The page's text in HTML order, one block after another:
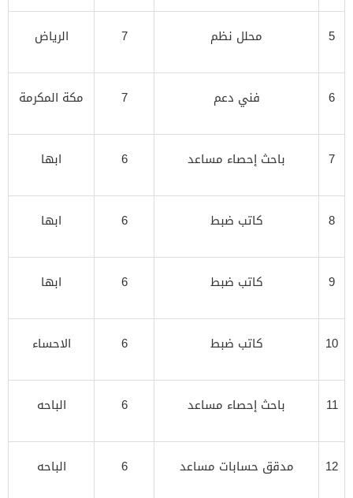
5 محلل نظم 7 الرياض
6 فني دعم 7 مكة المكرمة
7 باحث إحصاء مساعد 6 ابها
8 كاتب ضبط 6 ابها
9 كاتب ضبط 6 ابها
10 كاتب ضبط 6 الاحساء
11 باحث إحصاء مساعد 6 الباحه
12 مدقق حسابات مساعد 6 الباحه